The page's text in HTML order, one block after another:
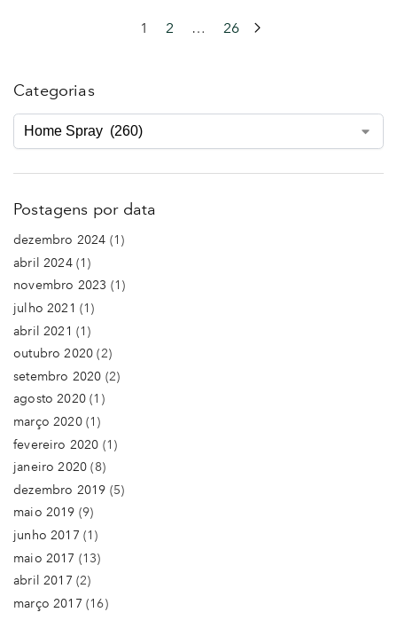
1 2 … 26
Categorias
Postagens por data
dezembro 2024 (1)
abril 2024(1)
novembro 2023 (1)
julho 2021 (1)
abril 2021 (1)
outubro 2020 (2)
setembro 2020 (2)
agosto 2020(1)
março 2020(1)
fevereiro 2020 (1)
janeiro 2020 (8)
dezembro 2019 (5)
maio 2019 (9)
junho 2017 (1)
maio 2017 (13)
abril 2017 (2)
março 2017 (16)